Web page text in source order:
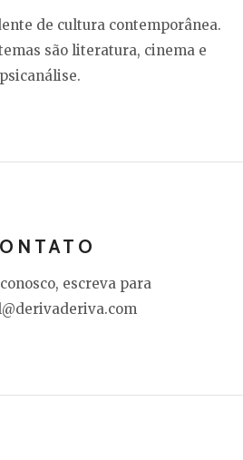
de cultura contemporânea.
são literatura, cinema e
psicanálise.
escreva para